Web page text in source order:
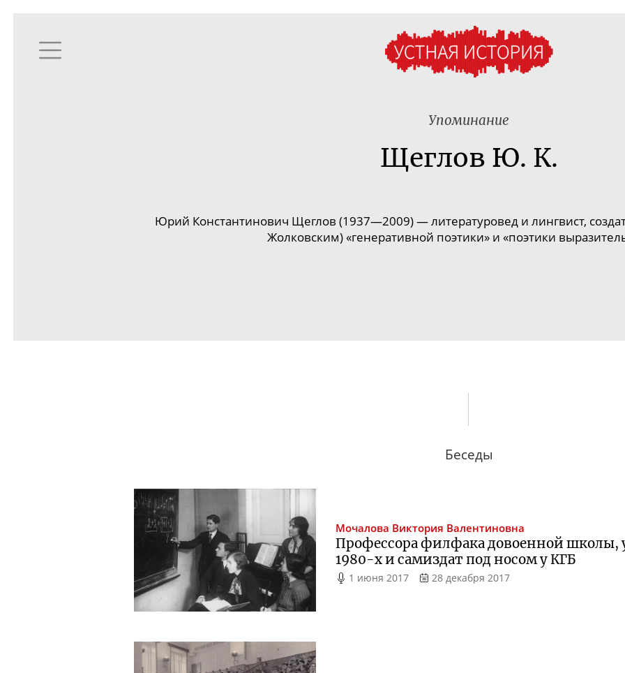
Упоминание
Щеглов Ю. К.
Юрий Константинович Щеглов (1937—2009) —литературоведи лингвист,
Жолковским) «генеративной поэтики» и «поэтики
Беседы
Мочалова Виктория Валентиновна
Профессора филфака довоенной школы,
1980-хи самиздат под носом у КГБ
1 июня 2017 28 декабря 2017